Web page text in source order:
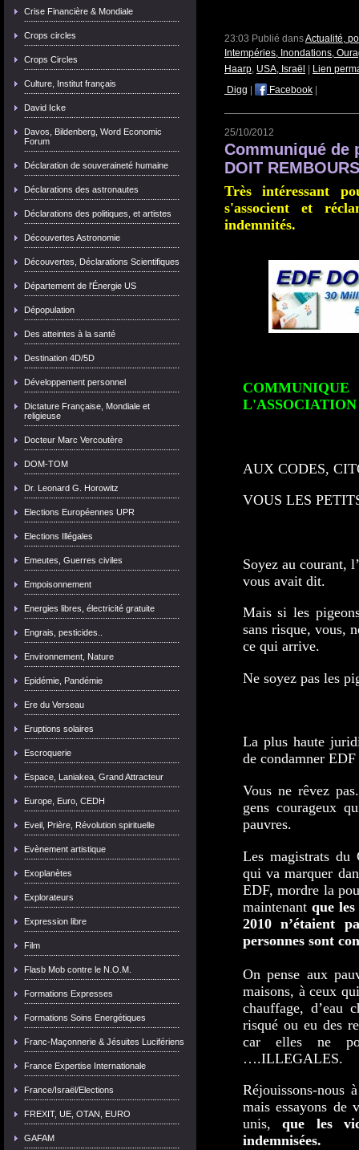
Crise Financière & Mondiale
Crops circles
Crops Circles
Culture, Institut français
David Icke
Davos, Bildenberg, Word Economic
Forum
Déclaration de souveraineté humaine
Déclarations des astronautes
Déclarations des politiques, et artistes
Découvertes Astronomie
Découvertes, Déclarations Scientifiques
Département de l'Énergie US
Dépopulation
Des atteintes à la santé
Destination 4D/5D
Développement personnel
Dictature Française, Mondiale et
religieuse
Docteur Marc Vercoutère
DOM-TOM
Dr. Leonard G. Horowitz
Elections Européennes UPR
Elections Illégales
Emeutes, Guerres civiles
Empoisonnement
Energies libres, électricité gratuite
Engrais, pesticides..
Environnement, Nature
Epidémie, Pandémie
Ere du Verseau
Eruptions solaires
Escroquerie
Espace, Laniakea, Grand Attracteur
Europe, Euro, CEDH
Eveil, Prière, Révolution spirituelle
Evènement artistique
Exoplanètes
Explorateurs
Expression libre
Film
Flasb Mob contre le N.O.M.
Formations Expresses
Formations Soins Energétiques
Franc-Maçonnerie & Jésuites Lucifériens
France Expertise Internationale
France/Israël/Elections
FREXIT, UE, OTAN, EURO
GAFAM
23:03 Publié dansActualité,
Intempéries, Inondations,
Haarp, USA, Israël
Lien
Digg
Facebook
25/10/2012
Communiqué de
DOIT
Très intéressant
s'associent et
indemnités.
AUX CODES,
VOUS LES
Soyez au courant,
vous avait dit.
Mais si les
sans risque, vous,
ce qui arrive.
Ne soyez pas les
La plus haute
de condamner
Vous ne rêvez
gens courageux
pauvres.
Les magistrats du
qui va marquer
EDF, mordre la
maintenantque
2010 n’étaient
personnes sont
On pense aux
maisons, à ceux
chauffage, d’eau
risqué ou eu des
car elles ne
….ILLEGALES.
Réjouissons-nous
mais essayons de
unis,que les
indemnisées.